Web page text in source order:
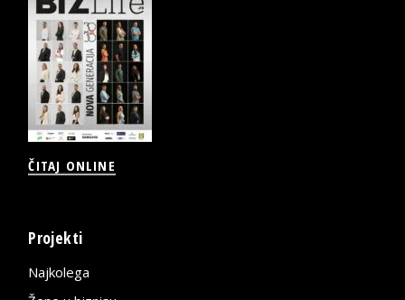
ČITAJ ONLINE
Projekti
Najkolega